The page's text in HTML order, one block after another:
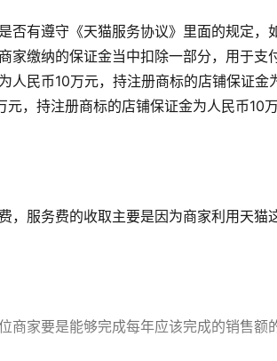
有遵守《天猫服务协议》里面的规定，
家缴纳的保证金当中扣除一部分，用于支
人民币10万元，持注册商标的店铺保证金
，持注册商标的店铺保证金为人民币10
服务费的收取主要是因为商家利用天猫
家要是能够完成每年应该完成的销售额